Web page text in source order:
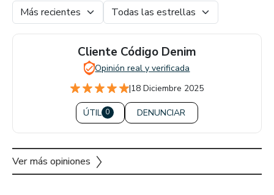
Cliente Código Denim
Opinión real y verificada
|18 Diciembre 2025
ÚTIL 0 DENUNCIAR
Ver más opiniones